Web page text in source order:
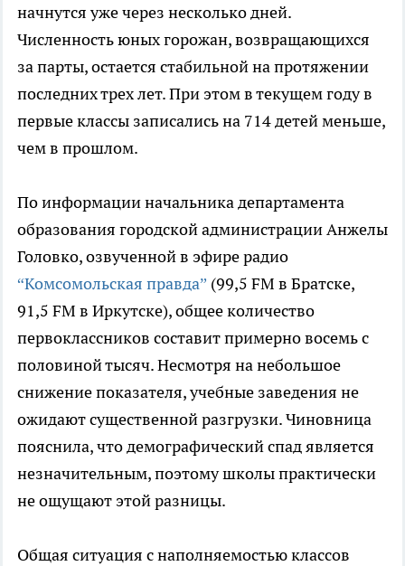
начнутся уже через несколько дней.
Численность юных горожан, возвращающихся
за парты, остается стабильной на протяжении
последних трех лет. При этом в текущем году в
первые классы записались на 714 детей меньше,
чем в прошлом.
По информации начальника департамента
образования городской администрации Анжелы
Головко, озвученной в эфире радио
“Комсомольская правда” (99,5 FM в Братске,
91,5 FM в Иркутске), общее количество
первоклассников составит примерно восемь с
половиной тысяч. Несмотря на небольшое
снижение показателя, учебные заведения не
ожидают существенной разгрузки. Чиновница
пояснила, что демографический спад является
незначительным, поэтому школы практически
не ощущают этой разницы.
Общая ситуация с наполняемостью классов